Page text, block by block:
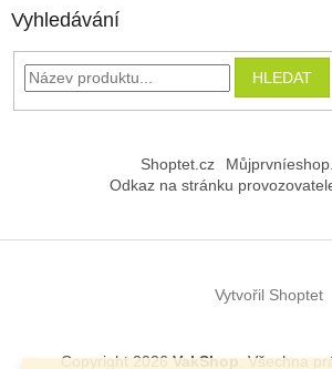
Vyhledávání
HLEDAT
Shoptet.cz
Odkaz na stránku
Vytvořil Shoptet
Copyright 2026VakShop. Všechna